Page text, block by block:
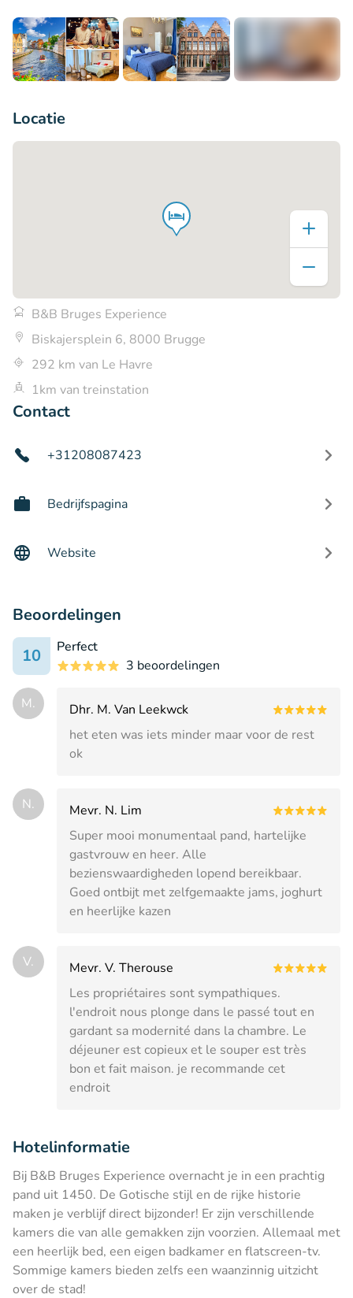
Locatie
B&B Bruges Experience
Biskajersplein 6, 8000 Brugge
292 km van Le Havre
1km van treinstation
Contact
+31208087423
Bedrijfspagina
Website
Beoordelingen
10
Perfect
3 beoordelingen
M.
Dhr. M. Van Leekwck
het eten was iets minder maar voor de rest
ok
N.
Mevr. N. Lim
Super mooi monumentaal pand, hartelijke
gastvrouw en heer. Alle
bezienswaardigheden lopend bereikbaar.
Goed ontbijt met zelfgemaakte jams, joghurt
en heerlijke kazen
V.
Mevr. V. Therouse
Les propriétaires sont sympathiques.
l'endroit nous plonge dans le passé tout en
gardant sa modernité dans la chambre. Le
déjeuner est copieux et le souper est très
bon et fait maison. je recommande cet
endroit
Hotelinformatie
Bij B&B Bruges Experience overnacht je in een prachtig
pand uit 1450. De Gotische stijl en de rijke historie
maken je verblijf direct bijzonder! Er zijn verschillende
kamers die van alle gemakken zijn voorzien. Allemaal met
een heerlijk bed, een eigen badkamer en flatscreen-tv.
Sommige kamers bieden zelfs een waanzinnig uitzicht
over de stad!